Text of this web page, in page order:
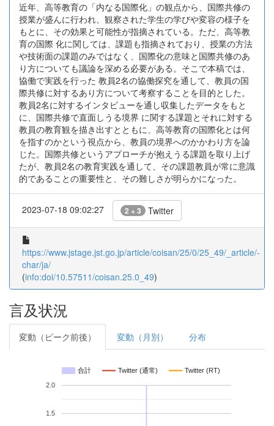
近年、高等教育の「内なる国際化」の観点から、国際共修の
授業が盛んに行われ、観察された学生の学びや変容の様子を
もとに、その効果と可能性が指摘されている。ただ、高等教
育の国際 化に関しては、課題も指摘されており、授業の方法
や技術面の課題のみではなく、国際化の意味と国際共修のあ
り方についても議論を深める必要がある。そこで本稿では、
協働で実践を行った 教員2名の協働探究を通して、教員の国
際共修に対するあり方について考察することを目的とした。
教員2名に対するインタビューを通し収集したデータをもと
に、国際共修で直面しうる境界 に関する課題とそれに対する
教員の教育観を描き出すとともに、高等教育の国際化とは何
を指すのかという視点から、教員の境界へのかかわり方を論
じた。国際共修というアプローチが抱えうる課題を取り上げ
たが、教員2名の教育実践を通して、その課題教員が常に意識
的であることの重要性と、その難しさが明らかになった。
2023-07-18 09:02:27 2 + 3 Twitter
https://www.jstage.jst.go.jp/article/coisan/25/0/25_49/_article/-
char/ja/
(info:doi/10.57511/coisan.25.0_49)
言及状況
変動（ピーク前後） 変動（月別） 分布
合計 Twitter (通常) Twitter (RT)
1.5
2.0